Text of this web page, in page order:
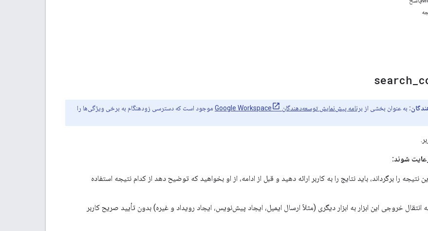
search
به عنوان بخشی از برنامه پیش‌نمایش توسعه‌دهندگان Google Workspace
موجود است که دسترسی زودهنگام به برخی ویژگی‌ها را
شوند:
نتیجه را برگرداند، باید نتایج را به کاربر ارائه دهید و قبل از ادامه، از او بخواهید که توضیح دهد از کدام نتیجه استفاده
به انتقال خروجی این ابزار به ابزار دیگری (مثلاً ارسال ایمیل، ایجاد پیش‌نویس، ایجاد رویداد و غیره) بدون تأیید صریح کاربر